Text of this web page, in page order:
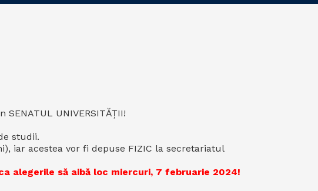
UNIVERSITĂȚII!
studii.
iar acestea vor fi depuse FIZIC la secretariatul
alegerile să aibă loc miercuri, 7 februarie 2024!